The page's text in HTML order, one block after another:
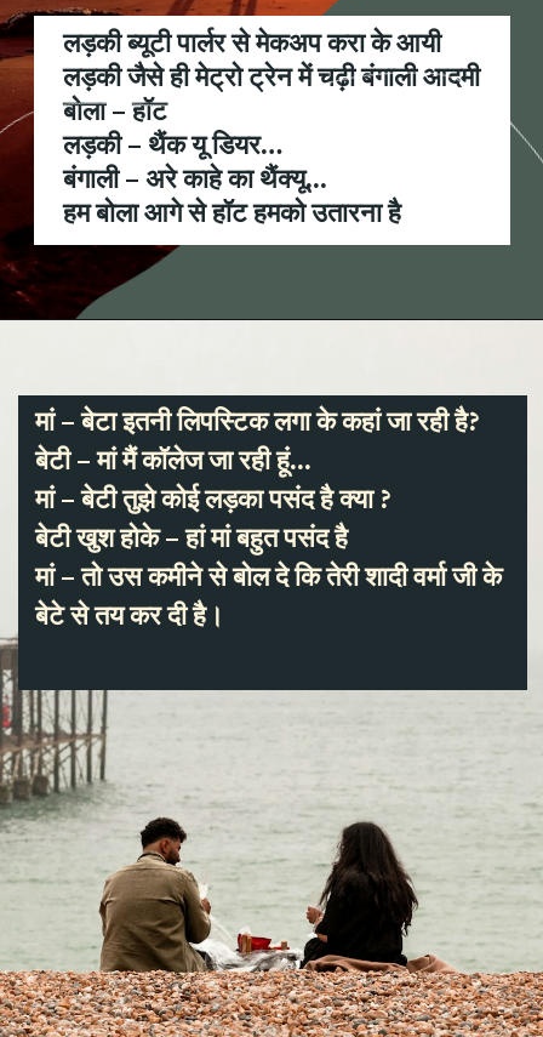
लड़की ब्यूटी पार्लर से मेकअप करा के आयी
लड़की जैसे ही मेट्रो ट्रेन में चढ़ी बंगाली आदमी
बोला – हॉट
लड़की – थैंक यू डियर…
बंगाली – अरे काहे का थैंक्यू...
हम बोला आगे से हॉट हमको उतारना है
मां – बेटा इतनी लिपस्टिक लगा के कहां जा रही है?
बेटी – मां मैं कॉलेज जा रही हूं...
मां – बेटी तुझे कोई लड़का पसंद है क्या ?
बेटी खुश होके – हां मां बहुत पसंद है
मां – तो उस कमीने से बोल दे कि तेरी शादी वर्मा जी के
बेटे से तय कर दी है।